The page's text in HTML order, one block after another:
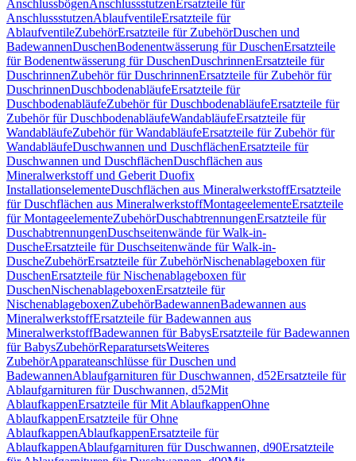
AnschlussbögenAnschlussstutzenErsatzteile für
AnschlussstutzenAblaufventileErsatzteile für
AblaufventileZubehörErsatzteile für ZubehörDuschen und
BadewannenDuschenBodenentwässerung für DuschenErsatzteile
für Bodenentwässerung für DuschenDuschrinnenErsatzteile für
DuschrinnenZubehör für DuschrinnenErsatzteile für Zubehör für
DuschrinnenDuschbodenabläufeErsatzteile für
DuschbodenabläufeZubehör für DuschbodenabläufeErsatzteile für
Zubehör für DuschbodenabläufeWandabläufeErsatzteile für
WandabläufeZubehör für WandabläufeErsatzteile für Zubehör für
WandabläufeDuschwannen und DuschflächenErsatzteile für
Duschwannen und DuschflächenDuschflächen aus
Mineralwerkstoff und Geberit Duofix
InstallationselementeDuschflächen aus MineralwerkstoffErsatzteile
für Duschflächen aus MineralwerkstoffMontageelementeErsatzteile
für MontageelementeZubehörDuschabtrennungenErsatzteile für
DuschabtrennungenDuschseitenwände für Walk-in-
DuscheErsatzteile für Duschseitenwände für Walk-in-
DuscheZubehörErsatzteile für ZubehörNischenablageboxen für
DuschenErsatzteile für Nischenablageboxen für
DuschenNischenablageboxenErsatzteile für
NischenablageboxenZubehörBadewannenBadewannen aus
MineralwerkstoffErsatzteile für Badewannen aus
MineralwerkstoffBadewannen für BabysErsatzteile für Badewannen
für BabysZubehörReparatursetsWeiteres
ZubehörApparateanschlüsse für Duschen und
BadewannenAblaufgarnituren für Duschwannen, d52Ersatzteile für
Ablaufgarnituren für Duschwannen, d52Mit
AblaufkappenErsatzteile für Mit AblaufkappenOhne
AblaufkappenErsatzteile für Ohne
AblaufkappenAblaufkappenErsatzteile für
AblaufkappenAblaufgarnituren für Duschwannen, d90Ersatzteile